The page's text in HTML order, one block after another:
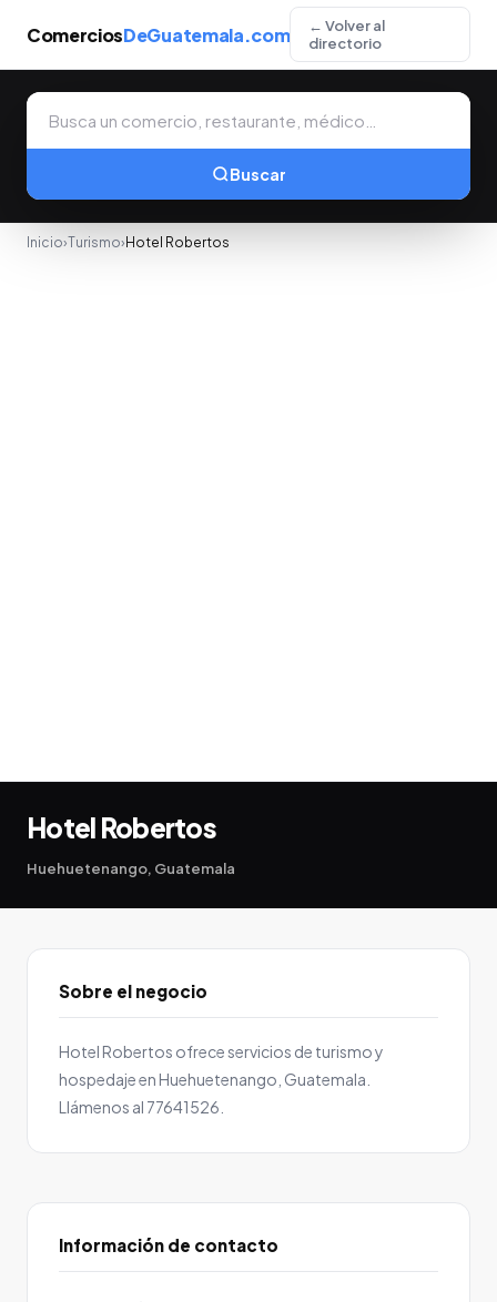
ComerciosDeGuatemala.com
← Volver al
directorio
Buscar
Inicio›Turismo› Hotel Robertos
Hotel Robertos
Huehuetenango, Guatemala
Sobre el negocio
Hotel Robertos ofrece servicios de turismo y
hospedaje en Huehuetenango, Guatemala.
Llámenos al 77641526.
Información de contacto